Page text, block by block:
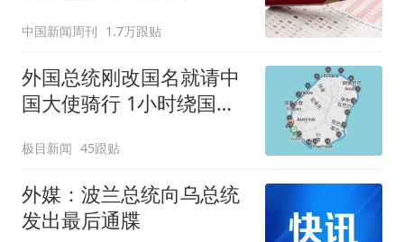
中国新闻周刊 1.7万跟贴
外国总统刚改国名就请中
国大使骑行 1小时绕国境
极目新闻 45跟贴
外媒：波兰总统向乌总统
发出最后通牒